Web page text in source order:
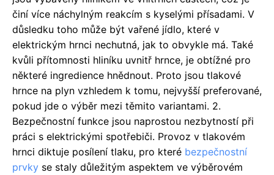
činí více náchylným reakcím s kyselými přísadami. V
důsledku toho může být vařené jídlo, které v
elektrickým hrnci nechutná, jak to obvykle má. Také
kvůli přítomnosti hliníku uvnitř hrnce, je obtížné pro
některé ingredience hnědnout. Proto jsou tlakové
hrnce na plyn vzhledem k tomu, nejvyšší preferované,
pokud jde o výběr mezi těmito variantami. 2.
Bezpečnostní funkce jsou naprostou nezbytností při
práci s elektrickými spotřebiči. Provoz v tlakovém
hrnci diktuje posílení tlaku, pro které bezpečnostní
prvky se staly důležitým aspektem ve výběrovém